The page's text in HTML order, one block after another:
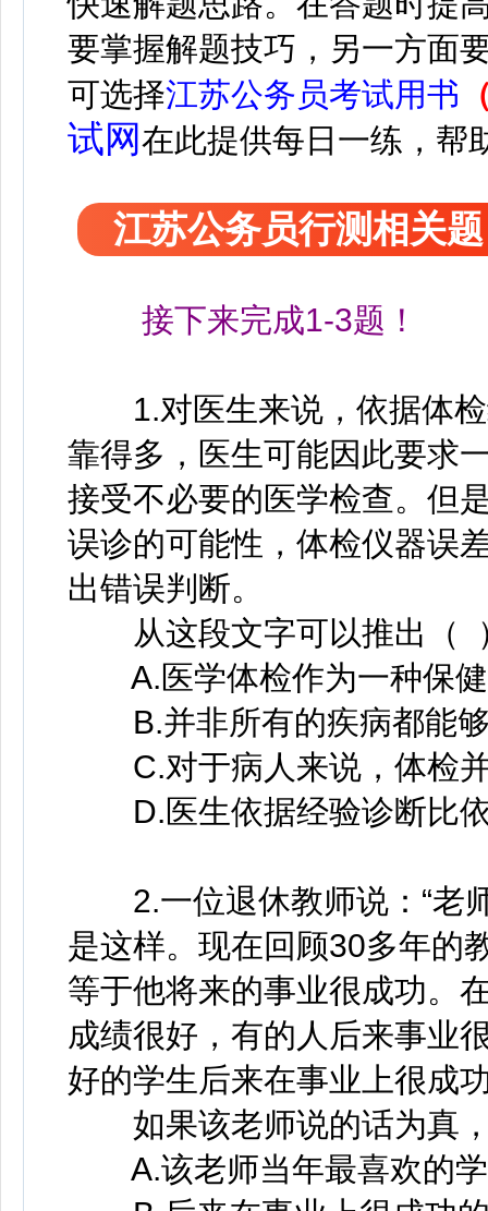
要掌握解题技巧，另一方面
可选择江苏公务员考试用书
试网在此提供每日一练，帮
江苏公务员行测相关
接下来完成1-3题！
1.对医生来说，依据体检
靠得多，医生可能因此要求
接受不必要的医学检查。但
误诊的可能性，体检仪器误
出错误判断。
从这段文字可以推出（
A.医学体检作为一种保健
B.并非所有的疾病都能够
C.对于病人来说，体检
D.医生依据经验诊断比依
2.一位退休教师说：“老
是这样。现在回顾30多年的
等于他将来的事业很成功。
成绩很好，有的人后来事业
好的学生后来在事业上很成
如果该老师说的话为真，
A.该老师当年最喜欢的学